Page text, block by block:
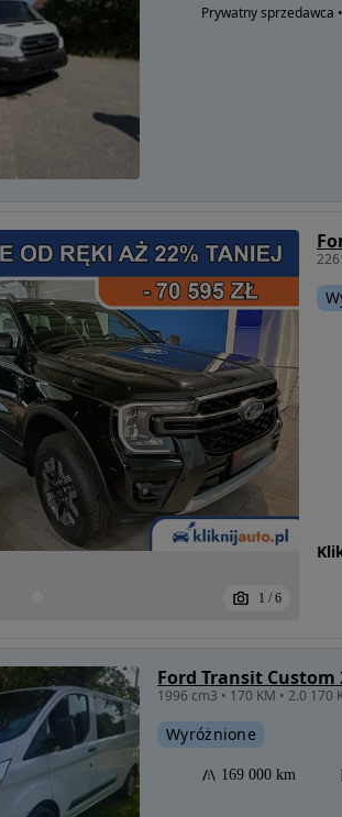
Prywatny sprzedawca
1 / 6
Ford Transit Custom
Wyróżnione
169 000 km